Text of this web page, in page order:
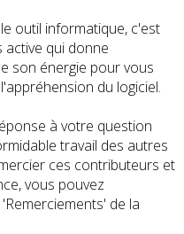
outil informatique, c'est
qui donne
son énergie pour vous
du logiciel.
à votre question
travail des autres
ces contributeurs et
vous pouvez
de la